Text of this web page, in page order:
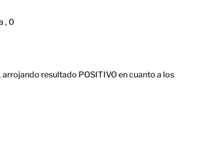
, 0
resultado POSITIVO en cuanto a los